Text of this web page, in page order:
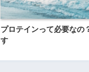
プロテインって必要なの
す